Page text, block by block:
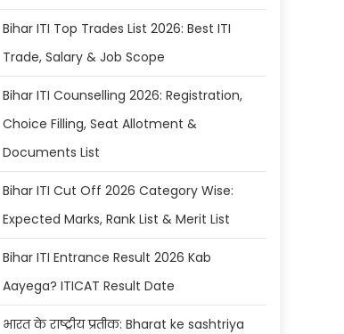
Bihar ITI Top Trades List 2026: Best ITI
Trade, Salary & Job Scope
Bihar ITI Counselling 2026: Registration,
Choice Filling, Seat Allotment &
Documents List
Bihar ITI Cut Off 2026 Category Wise:
Expected Marks, Rank List & Merit List
Bihar ITI Entrance Result 2026 Kab
Aayega? ITICAT Result Date
भारत के राष्ट्रीय प्रतीक: Bharat ke sashtriya